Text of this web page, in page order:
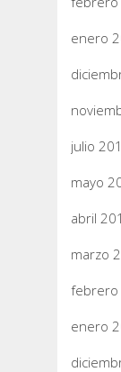
enero
julio
mayo
abril
marzo
febrero
enero